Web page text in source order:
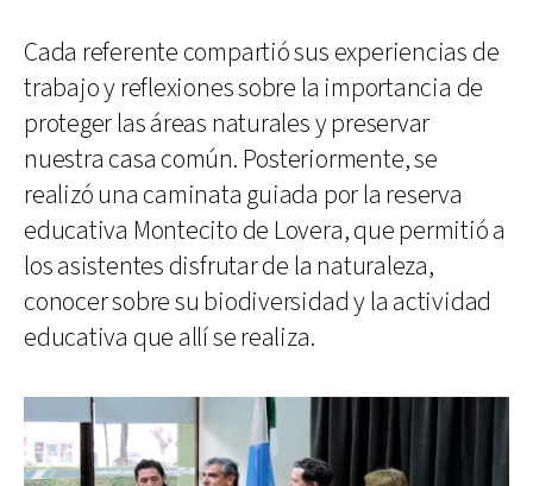
Cada referente compartió sus experiencias de
trabajo y reflexiones sobre la importancia de
proteger las áreas naturales y preservar
nuestra casa común. Posteriormente, se
realizó una caminata guiada por la reserva
educativa Montecito de Lovera, que permitió a
los asistentes disfrutar de la naturaleza,
conocer sobre su biodiversidad y la actividad
educativa que allí se realiza.